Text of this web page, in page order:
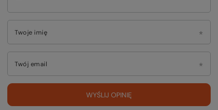
Twoje imię
Twój email
WYŚLIJ OPINIĘ